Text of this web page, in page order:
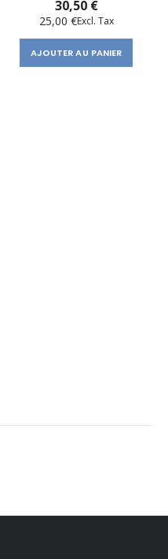
30,50 €
25,00 €
AJOUTER AU PANIER